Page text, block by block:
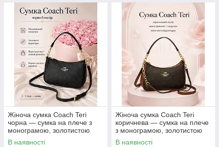
Жіноча сумка Coach Teri
чорна — сумка на плече з
монограмою, золотистою
фурнітурою та ремінцем
В наявності
Жіноча сумка Coach Teri
коричнева — сумка на плече
з монограмою, золотистою
фурнітурою та ремінцем
В наявності